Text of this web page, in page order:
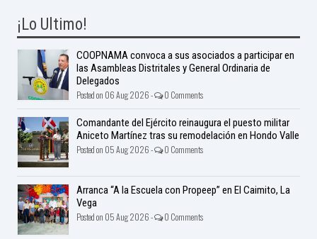
¡Lo Ultimo!
COOPNAMA convoca a sus asociados a participar en
las Asambleas Distritales y General Ordinaria de
Delegados
Posted on 06 Aug 2026 - 0 Comments
Comandante del Ejército reinaugura el puesto militar
Aniceto Martínez tras su remodelación en Hondo Valle
Posted on 05 Aug 2026 - 0 Comments
Arranca “A la Escuela con Propeep” en El Caimito, La
Vega
Posted on 05 Aug 2026 - 0 Comments